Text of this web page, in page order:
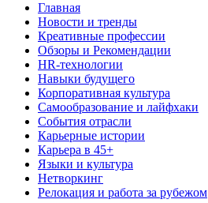
Главная
Новости и тренды
Креативные профессии
Обзоры и Рекомендации
HR‑технологии
Навыки будущего
Корпоративная культура
Самообразование и лайфхаки
События отрасли
Карьерные истории
Карьера в 45+
Языки и культура
Нетворкинг
Релокация и работа за рубежом